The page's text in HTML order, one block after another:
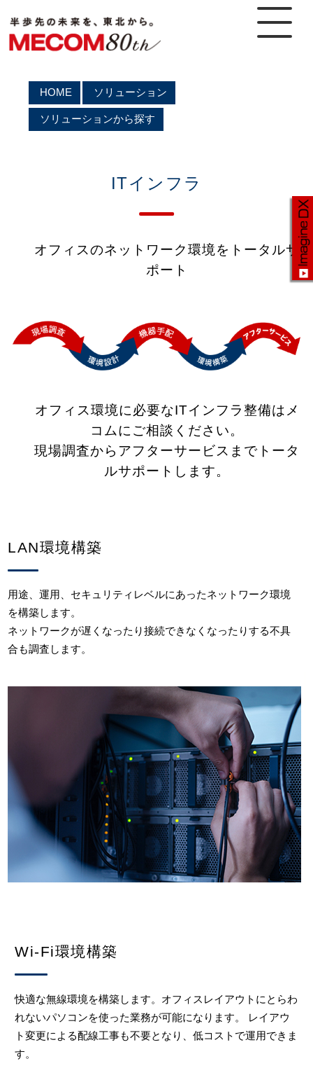
HOME ソリューション
ソリューションから探す
ITインフラ
オフィスのネットワーク環境をトータルサ
ポート
オフィス環境に必要なITインフラ整備はメ
コムにご相談ください。
現場調査からアフターサービスまでトータ
ルサポートします。
LAN環境構築
用途、運用、セキュリティレベルにあったネットワーク環境
を構築します。
ネットワークが遅くなったり接続できなくなったりする不具
合も調査します。
Wi-Fi環境構築
快適な無線環境を構築します。オフィスレイアウトにとらわ
れないパソコンを使った業務が可能になります。 レイアウ
ト変更による配線工事も不要となり、低コストで運用できま
す。